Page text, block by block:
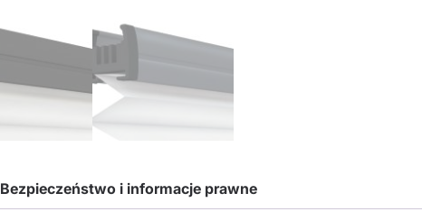
Bezpieczeństwo i informacje prawne